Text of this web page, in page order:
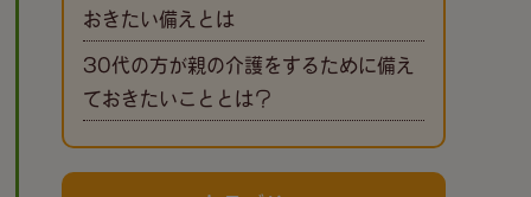
おきたい備えとは
30代の方が親の介護をするために備え
ておきたいこととは？